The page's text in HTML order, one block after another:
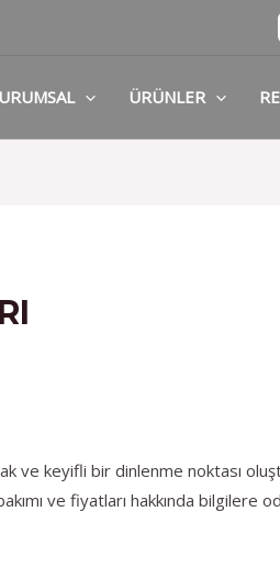
ÜRÜNLER
ve keyifli bir dinlenme noktası
ve fiyatları hakkında bilgilere